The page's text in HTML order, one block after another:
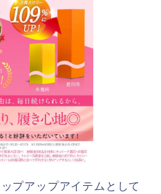
プアップアイテムとして